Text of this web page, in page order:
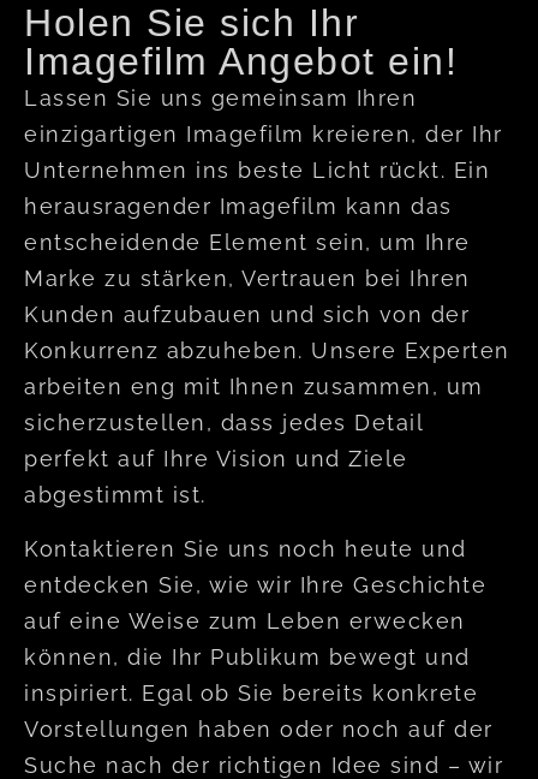
Holen Sie sich Ihr
Imagefilm Angebot ein!
Lassen Sie uns gemeinsam Ihren
einzigartigen Imagefilm kreieren, der Ihr
Unternehmen ins beste Licht rückt. Ein
herausragender Imagefilm kann das
entscheidende Element sein, um Ihre
Marke zu stärken, Vertrauen bei Ihren
Kunden aufzubauen und sich von der
Konkurrenz abzuheben. Unsere Experten
arbeiten eng mit Ihnen zusammen, um
sicherzustellen, dass jedes Detail
perfekt auf Ihre Vision und Ziele
abgestimmt ist.
Kontaktieren Sie uns noch heute und
entdecken Sie, wie wir Ihre Geschichte
auf eine Weise zum Leben erwecken
können, die Ihr Publikum bewegt und
inspiriert. Egal ob Sie bereits konkrete
Vorstellungen haben oder noch auf der
Suche nach der richtigen Idee sind – wir